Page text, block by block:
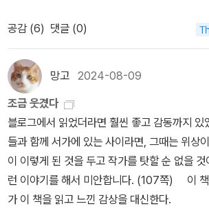
여기에서까지 내가 그래야 된다고?- P51그리
느끼기에 이것은 문자 그대로 필부의 소설이라
이 소설이라고 되뇌며 읽어야 좋아지는.(욕)
나, 정신이 병든 교정공으로선 먼저 문장에 대
좋은 문장도 아니고 미문도 아니며 두고두고 읽
지만 그렇다고 손댈 수도 없다는 뜻이다. 보십
쳐 줍니까? - P106책이 다 무엇이관데…… 뭐
고 할 너무 많은 것들…… 특히 읽을 것이), 많
이 줄곧 이어지는 중. 좋은 것이 너무 많다. 너무
점 많아진다는 점이 견디기 어렵다. 생각을 다
다. 또는 행동을.- P174
파가 차지하고 선 개체주의와 민주주의의 개념
한, 좌파가 집합적 에너지를 떠도는 감성적 경
들 속으로 산개시키는 한, 좌파는 평등을 쟁취
지고 말 것이다. '좌파는 왜 실패하는가? 에 대
있을 것 같다. '내가 도대체 지금 뭘 하고 있는
도 이제는 희미해졌습니다. 교정공이라는 직업
있습니다. 바늘방석의 바늘들처럼 꽂힌 채 일터
출퇴근길 나는 생각합니다. 바로 지금이 인류
절대적으로든 최대의 읽고 씀이 이루어지고
데 아이러니하게도, 또는 바로 그래서일지, 나
미해져 가고 있는 것입니다.'교정에서 느끼는 분
공감 (6) 댓글 (0)
망고 2024-08-09
조금 웃겼다
블로그에서 읽었더라면 훨씬 좋고 감동까지 있
들과 함께 서가에 있는 사이라면, 그때는 위상
이 이렇게 된 것을 두고 작가를 탓할 순 없을 것
런 이야기를 해서 미안합니다. (107쪽) 이 책에 나온 문장으로 내
가 이 책을 읽고 느낀 감상을 대신한다.